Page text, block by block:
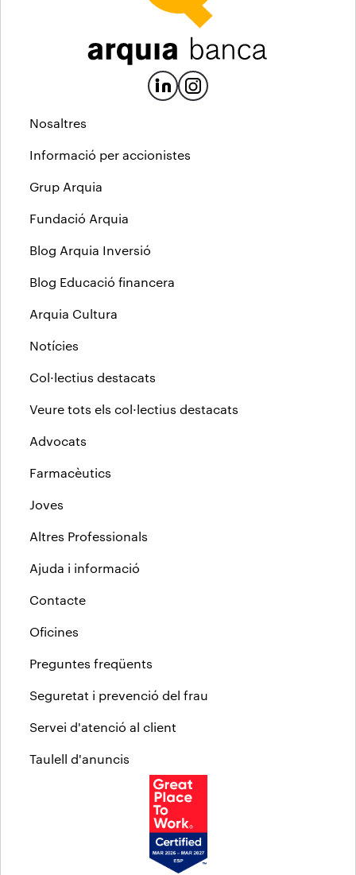
Nosaltres
Informació per accionistes
Grup Arquia
Fundació Arquia
Blog Arquia Inversió
Blog Educació financera
Arquia Cultura
Notícies
Col·lectius destacats
Veure tots els col·lectius destacats
Advocats
Farmacèutics
Joves
Altres Professionals
Ajuda i informació
Contacte
Oficines
Preguntes freqüents
Seguretat i prevenció del frau
Servei d'atenció al client
Taulell d'anuncis